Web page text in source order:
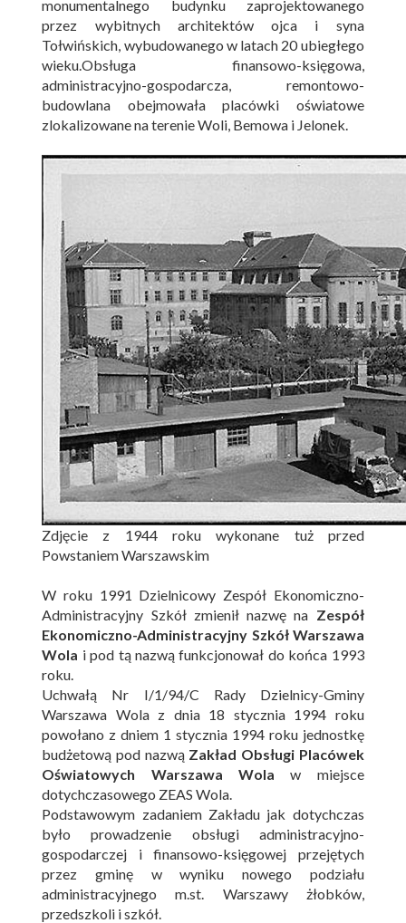
monumentalnego budynku zaprojektowanego
przez wybitnych architektów ojca i syna
Tołwińskich, wybudowanego w latach 20 ubiegłego
wieku.Obsługa finansowo-księgowa,
administracyjno-gospodarcza, remontowo-
budowlana obejmowała placówki oświatowe
zlokalizowane na terenie Woli, Bemowa i Jelonek.
Zdjęcie z 1944 roku wykonane tuż przed
Powstaniem Warszawskim
W roku 1991 Dzielnicowy Zespół Ekonomiczno-
Administracyjny Szkół zmienił nazwę na Zespół
Ekonomiczno-Administracyjny Szkół Warszawa
Wola i pod tą nazwą funkcjonował do końca 1993
roku.
Uchwałą Nr I/1/94/C Rady Dzielnicy-Gminy
Warszawa Wola z dnia 18 stycznia 1994 roku
powołano z dniem 1 stycznia 1994 roku jednostkę
budżetową pod nazwą Zakład Obsługi Placówek
Oświatowych Warszawa Wola w miejsce
dotychczasowego ZEAS Wola.
Podstawowym zadaniem Zakładu jak dotychczas
było prowadzenie obsługi administracyjno-
gospodarczej i finansowo-księgowej przejętych
przez gminę w wyniku nowego podziału
administracyjnego m.st. Warszawy żłobków,
przedszkoli i szkół.